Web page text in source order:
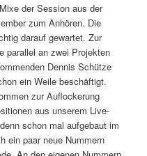
der Session aus der
zum Anhören. Die
darauf gewartet. Zur
parallel an zwei Projekten
Dennis Schütze
ein Weile beschäftigt.
zur Auflockerung
aus unserem Live-
schon mal aufgebaut im
ein paar neue Nummern